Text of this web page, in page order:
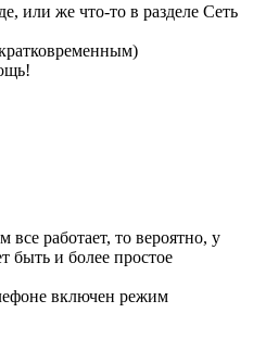
или же что-то в разделе Сеть
работает, то вероятно, у
быть и более простое
включен режим